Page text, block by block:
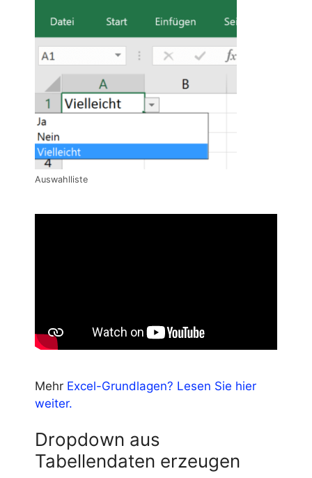
Auswahlliste
Mehr Excel-Grundlagen? Lesen Sie hier
weiter.
Dropdown aus
Tabellendaten erzeugen